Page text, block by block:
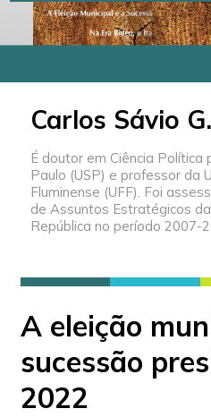
Carlos Sávio
É doutor em Ciência Política
Paulo (USP) e professor da
Fluminense (UFF). Foi
de Assuntos Estratégicos
República no período 2007-
A eleição
sucessão
2022